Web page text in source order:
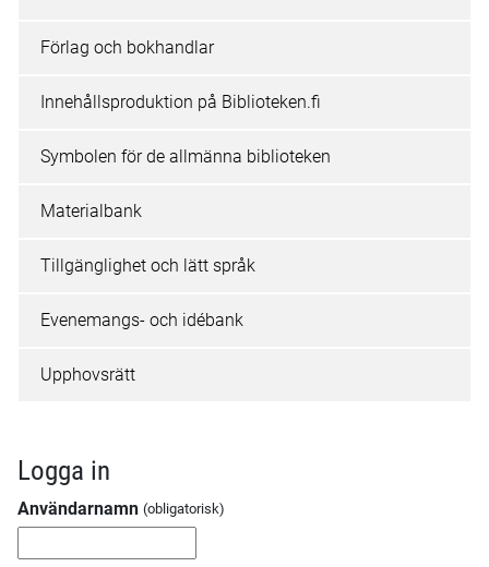
Förlag och bokhandlar
Innehållsproduktion på Biblioteken.fi
Symbolen för de allmänna biblioteken
Materialbank
Tillgänglighet och lätt språk
Evenemangs- och idébank
Upphovsrätt
Logga in
Användarnamn